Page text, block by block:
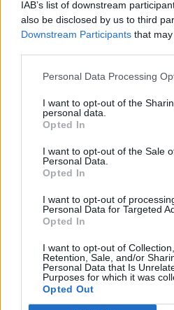
IAB’s list of downstream
also be disclosed by us to third
Downstream Participants that
Personal Data Processing
I want to opt-out of the
personal data.
Opted In
I want to opt-out of the Sale
Personal Data.
Opted In
I want to opt-out of
Personal Data for Targeted
Opted In
I want to opt-out of
Retention, Sale, and/or
Personal Data that Is
Purposes for which it was
Opted Out
CATEGORIE
Ecologia dello Spirito
noi?». Gesù rispose loro:
avreste alcun peccato; ma
vediamo”, il vostro peccato